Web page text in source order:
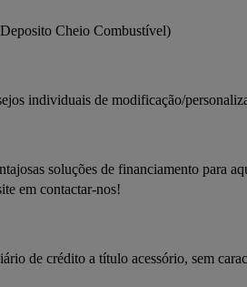
Cheio Combustível)
individuais de modificação/
soluções de financiamento para
em contactar-nos!
de crédito a título acessório, sem